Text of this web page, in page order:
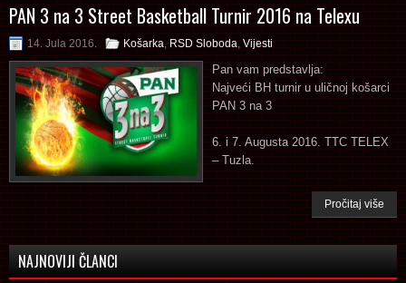
PAN 3 na 3 Street Basketball Turnir 2016 na Telexu
14. Jula 2016. Košarka RSD Sloboda Vijesti
Pan vam predstavlja:
Najveći BH turnir u uličnoj košarci
PAN 3 na 3
6. i 7. Augusta 2016. TTC TELEX
– Tuzla.
Pročitaj više
NAJNOVIJI ČLANCI